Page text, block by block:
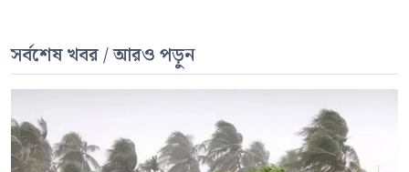
সর্বশেষ খবর / আরও পড়ুন